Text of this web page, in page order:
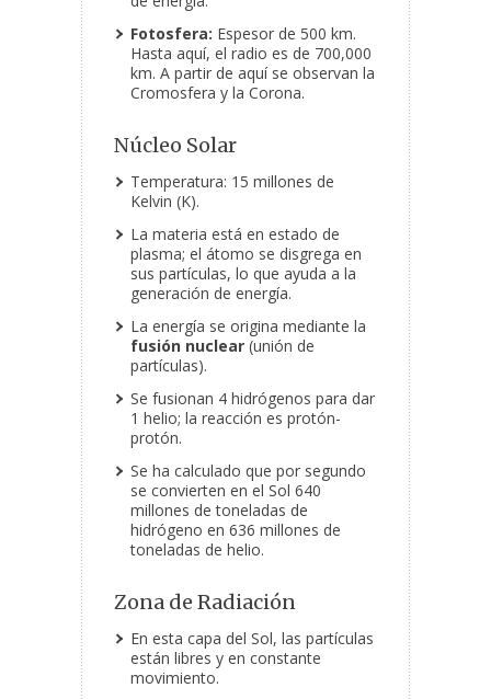
Fotosfera: Espesor de 500 km.
Hasta aquí, el radio es de 700,000
km. A partir de aquí se observan la
Cromosfera y la Corona.
Núcleo Solar
Temperatura: 15 millones de
Kelvin (K).
La materia está en estado de
plasma; el átomo se disgrega en
sus partículas, lo que ayuda a la
generación de energía.
La energía se origina mediante la
fusión nuclear (unión de
partículas).
Se fusionan 4 hidrógenos para dar
1 helio; la reacción es protón-
protón.
Se ha calculado que por segundo
se convierten en el Sol 640
millones de toneladas de
hidrógeno en 636 millones de
toneladas de helio.
Zona de Radiación
En esta capa del Sol, las partículas
están libres y en constante
movimiento.